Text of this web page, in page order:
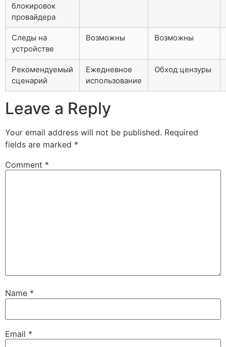
блокировок
провайдера
Следы на
устройстве
Возможны Возможны
Рекомендуемый
сценарий
Ежедневное
использование
Обход цензуры
Leave a Reply
Your email address will not be published. Required
fields are marked *
Comment *
Name *
Email *